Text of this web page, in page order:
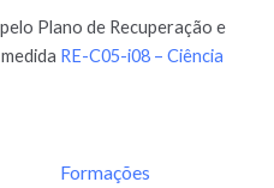
Plano de Recuperação e
RE-C05-i08 – Ciência
Formações